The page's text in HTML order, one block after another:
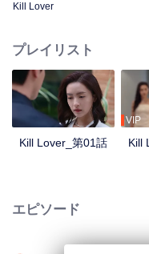
Kill Lover
プレイリスト
Kill Lover_第01話
VIP
Kill
エピソード